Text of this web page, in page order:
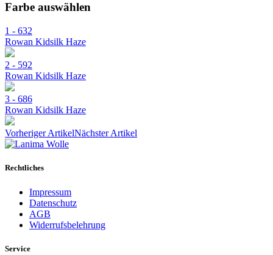
Farbe auswählen
1 - 632
Rowan Kidsilk Haze
2 - 592
Rowan Kidsilk Haze
3 - 686
Rowan Kidsilk Haze
Vorheriger ArtikelNächster Artikel
Rechtliches
Impressum
Datenschutz
AGB
Widerrufsbelehrung
Service